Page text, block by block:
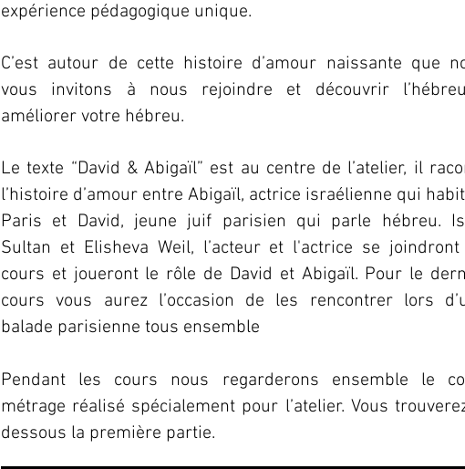
expérience pédagogique unique.
C’est autour de cette histoire d’amour naissante que
vous invitons à nous rejoindre et découvrir
améliorer votre hébreu.
Le texte “David & Abigaïl” est au centre de l’atelier, il
l’histoire d’amour entre Abigaïl, actrice israélienne qui
Paris et David, jeune juif parisien qui parle hébreu.
Sultan et Elisheva Weil, l’acteur et l'actrice se joindront
cours et joueront le rôle de David et Abigaïl. Pour le
cours vous aurez l’occasion de les rencontrer lors
balade parisienne tous ensemble
Pendant les cours nous regarderons ensemble le
métrage réalisé spécialement pour l’atelier. Vous
dessous la première partie.